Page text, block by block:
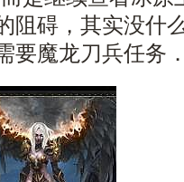
阻碍，其实没什
要魔龙刀兵任务